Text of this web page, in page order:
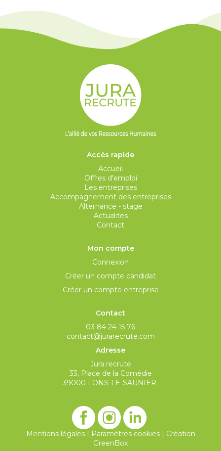
Accès rapide
Accueil
Offres d’emploi
Les entreprises
Accompagnement des entreprises
Alternance - stage
Actualités
Contact
Mon compte
Connexion
Créer un compte candidat
Créer un compte entreprise
Contact
03 84 24 15 76
contact@jurarecrute.com
Adresse
Jura recrute
33, Place de la Comédie
39000 LONS-LE-SAUNIER
Mentions légales| Paramètres cookies| Création
GreenBox